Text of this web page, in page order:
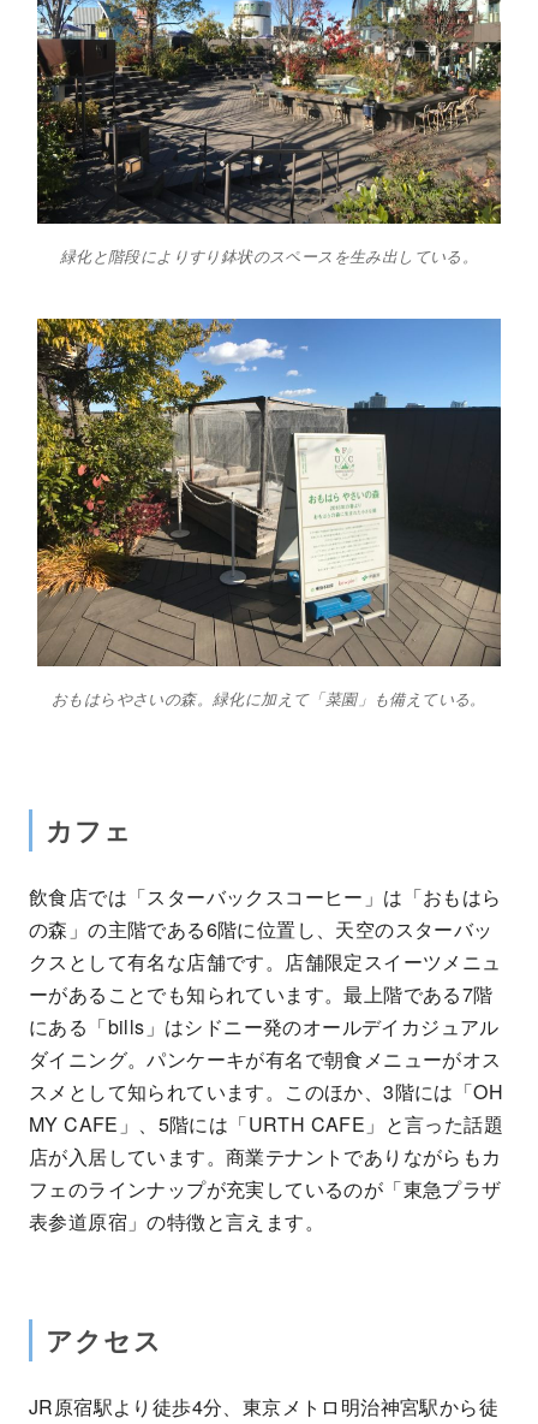
緑化と階段によりすり鉢状のスペースを生み出している。
おもはらやさいの森。緑化に加えて「菜園」も備えている。
カフェ
飲食店では「スターバックスコーヒー」は「おもはら
の森」の主階である6階に位置し、天空のスターバッ
クスとして有名な店舗です。店舗限定スイーツメニュ
ーがあることでも知られています。最上階である7階
にある「bills」はシドニー発のオールデイカジュアル
ダイニング。パンケーキが有名で朝食メニューがオス
スメとして知られています。このほか、3階には「OH
MY CAFE」、5階には「URTH CAFE」と言った話題
店が入居しています。商業テナントでありながらもカ
フェのラインナップが充実しているのが「東急プラザ
表参道原宿」の特徴と言えます。
アクセス
JR原宿駅より徒歩4分、東京メトロ明治神宮駅から徒